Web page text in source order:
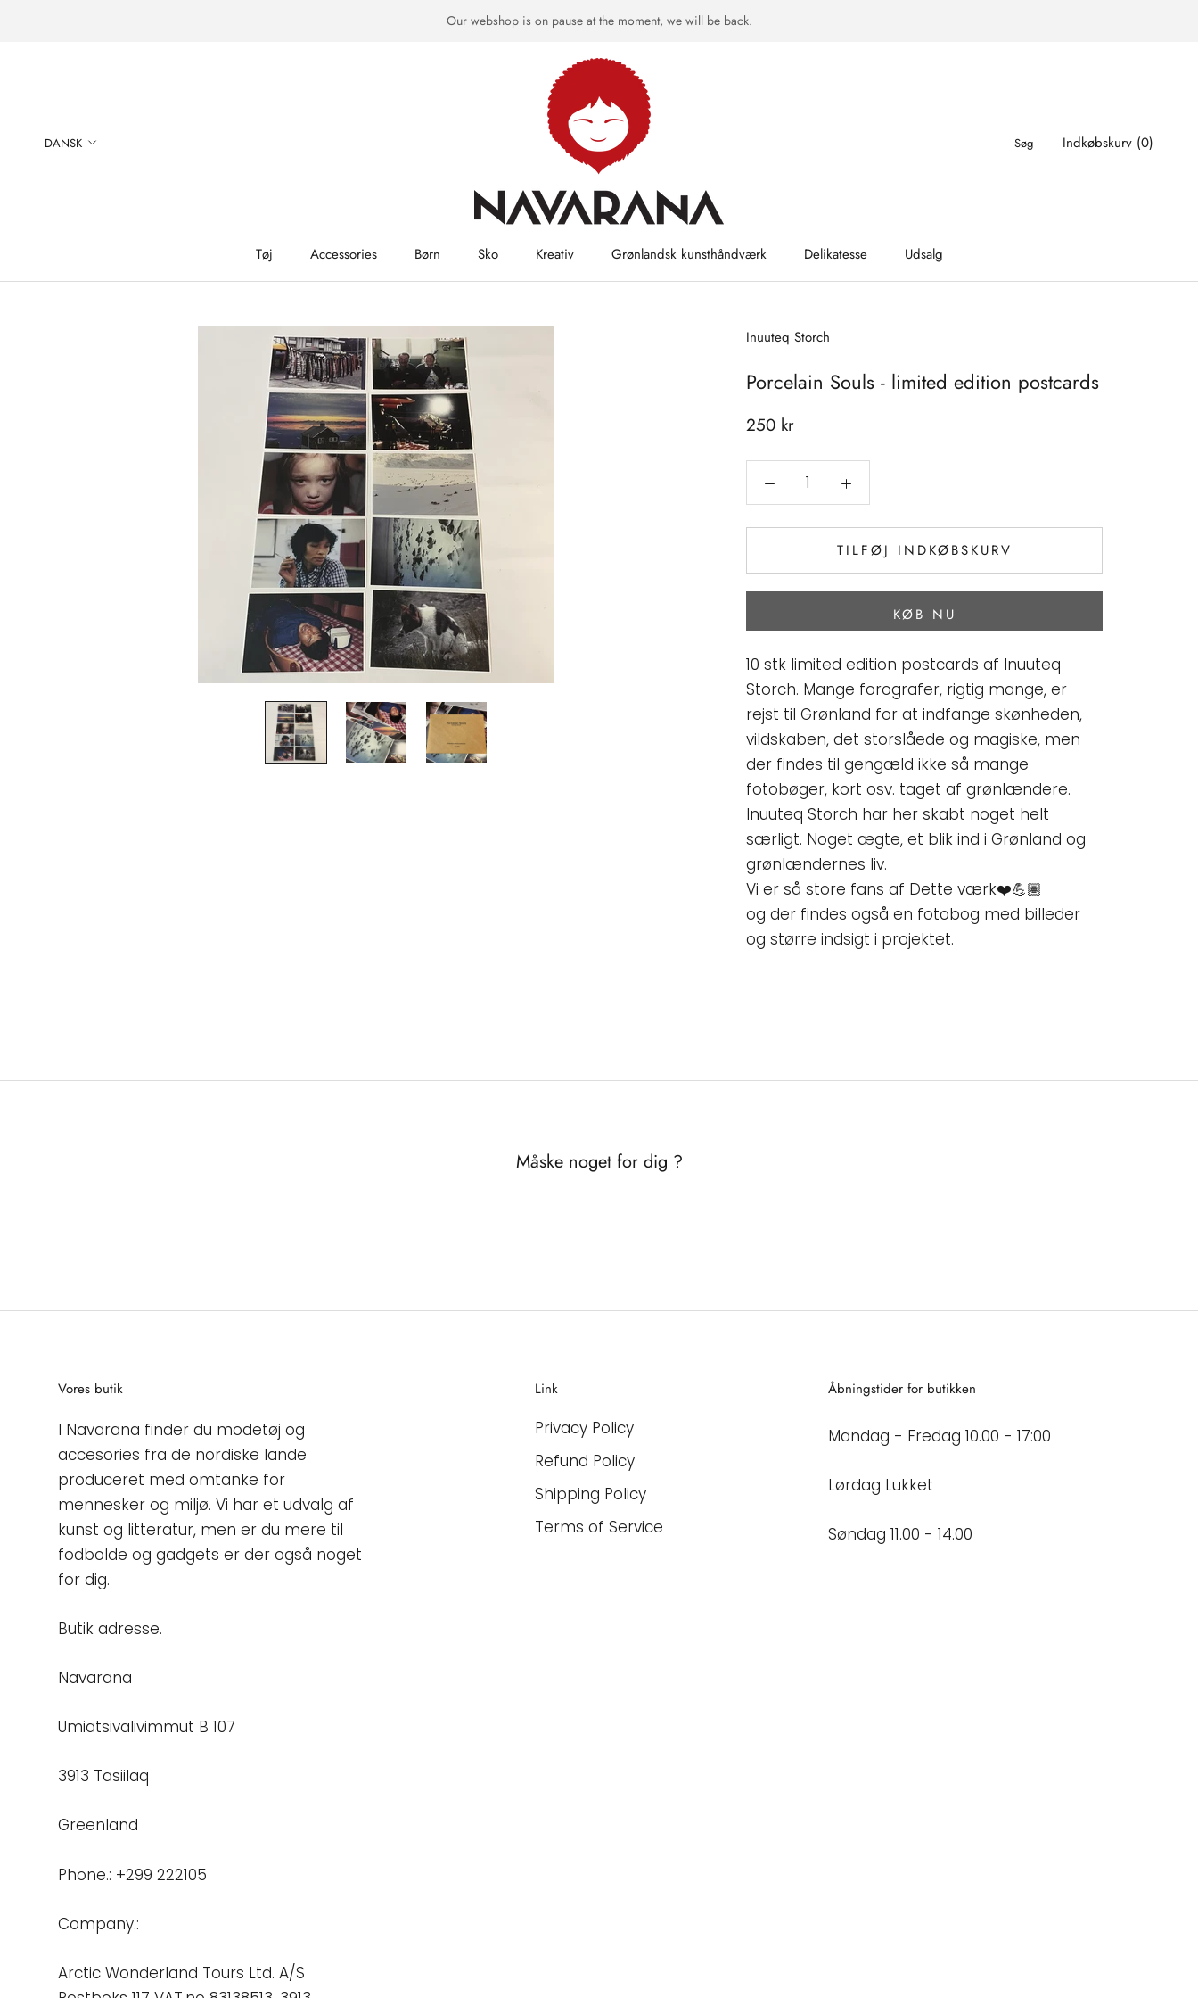
Our webshop is on pause at the moment, we will be back.
Tøj Accessories Børn Sko Kreativ
Grønlandsk kunsthåndværk
Delikatesse
Udsalg
Sprog
DANSK Søg Indkøbskurv (0)
Inuuteq Storch
Porcelain Souls - limited edition postcards
250 kr
TILFØJ INDKØBSKURV
KØB NU
10 stk limited edition postcards af Inuuteq
Storch. Mange forografer, rigtig mange, er
rejst til Grønland for at indfange skønheden,
vildskaben, det storslåede og magiske, men
der findes til gengæld ikke så mange
fotobøger, kort osv. taget af grønlændere.
Inuuteq Storch har her skabt noget helt
særligt. Noget ægte, et blik ind i Grønland og
grønlændernes liv.
Vi er så store fans af Dette værk❤️💪🏽
og der findes også en fotobog med billeder
og større indsigt i projektet.
Måske noget for dig ?
Vores butik
I Navarana finder du modetøj og
accesories fra de nordiske lande
produceret med omtanke for
mennesker og miljø. Vi har et udvalg af
kunst og litteratur, men er du mere til
fodbolde og gadgets er der også noget
for dig.
Butik adresse.
Navarana
Umiatsivalivimmut B 107
3913 Tasiilaq
Greenland
Phone.: +299 222105
Company.:
Arctic Wonderland Tours Ltd. A/S
Link
Privacy Policy
Refund Policy
Shipping Policy
Terms of Service
Åbningstider for butikken
Mandag - Fredag 10.00 - 17:00
Lørdag Lukket
Søndag 11.00 - 14.00